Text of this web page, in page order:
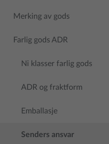
Merking av gods
Farlig gods ADR
Ni klasser farlig gods
ADR og fraktform
Emballasje
Senders ansvar